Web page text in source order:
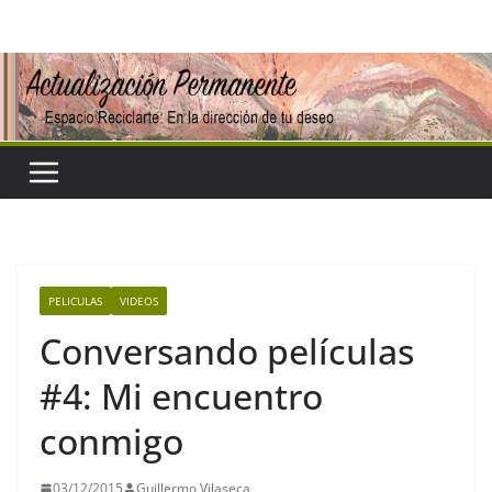
contenido
PELICULAS VIDEOS
Conversando películas
#4: Mi encuentro
conmigo
03/12/2015 Guillermo Vilaseca